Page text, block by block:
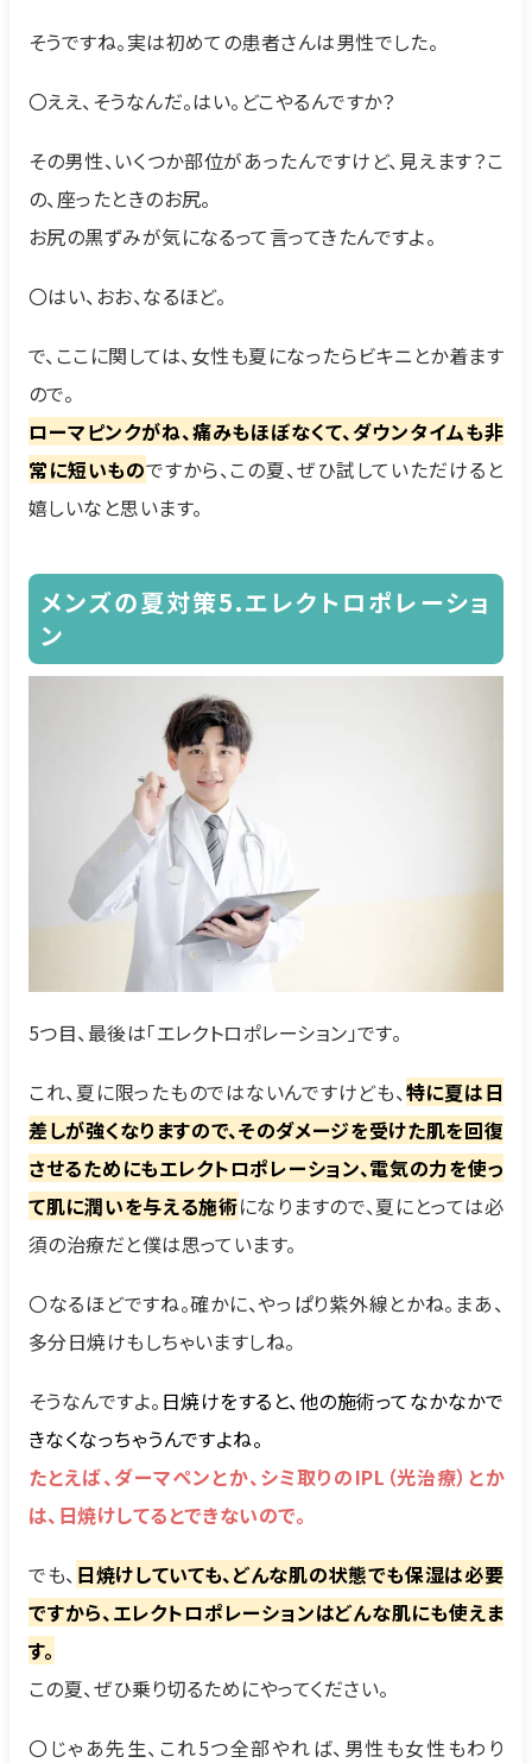
そうですね。実は初めての患者さんは男性でした。
〇ええ、そうなんだ。はい。どこやるんですか？
その男性、いくつか部位があったんですけど、見えます？こ
の、座ったときのお尻。
お尻の黒ずみが気になるって言ってきたんですよ。
〇はい、おお、なるほど。
で、ここに関しては、女性も夏になったらビキニとか着ます
ので。
ローマピンクがね、痛みもほぼなくて、ダウンタイムも非
常に短いものですから、この夏、ぜひ試していただけると
嬉しいなと思います。
メンズの夏対策5.エレクトロポレーショ
ン
5つ目、最後は「エレクトロポレーション」です。
これ、夏に限ったものではないんですけども、特に夏は日
差しが強くなりますので、そのダメージを受けた肌を回復
させるためにもエレクトロポレーション、電気の力を使っ
て肌に潤いを与える施術になりますので、夏にとっては必
須の治療だと僕は思っています。
〇なるほどですね。確かに、やっぱり紫外線とかね。まあ、
多分日焼けもしちゃいますしね。
そうなんですよ。 日焼けをすると、他の施術ってなかなかで
きなくなっちゃうんですよね。
たとえば、ダーマペンとか、シミ取りのIPL（光治療）とか
は、日焼けしてるとできないので。
でも、 日焼けしていても、どんな肌の状態でも保湿は必要
ですから、エレクトロポレーションはどんな肌にも使えま
す。
この夏、ぜひ乗り切るためにやってください。
〇じゃあ先生、これ5つ全部やれば、男性も女性もわり